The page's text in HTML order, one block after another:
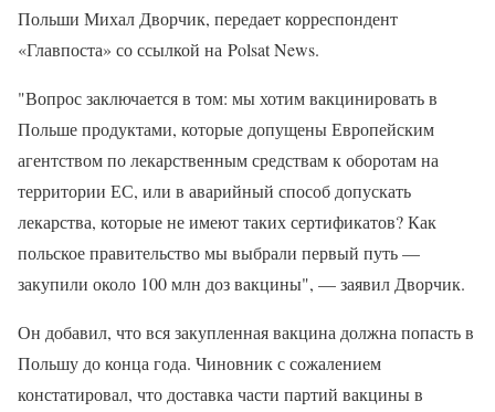
Польши Михал Дворчик, передает корреспондент
«Главпоста» со ссылкой на Polsat News.
"Вопрос заключается в том: мы хотим вакцинировать в
Польше продуктами, которые допущены Европейским
агентством по лекарственным средствам к оборотам на
территории ЕС, или в аварийный способ допускать
лекарства, которые не имеют таких сертификатов? Как
польское правительство мы выбрали первый путь —
закупили около 100 млн доз вакцины", — заявил Дворчик.
Он добавил, что вся закупленная вакцина должна попасть в
Польшу до конца года. Чиновник с сожалением
констатировал, что доставка части партий вакцины в